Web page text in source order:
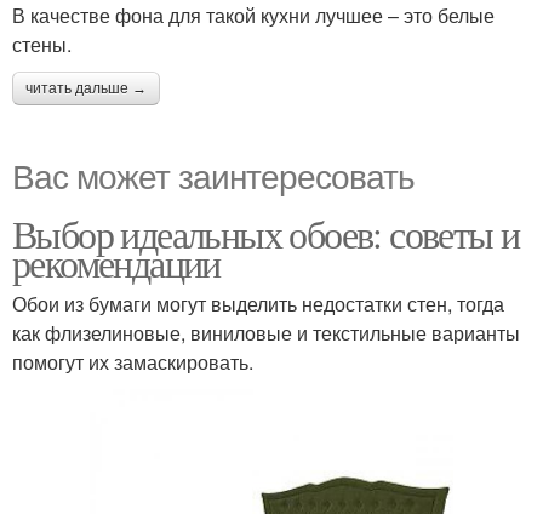
В качестве фона для такой кухни лучшее – это белые
стены.
читать дальше →
Вас может заинтересовать
Выбор идеальных обоев: советы и
рекомендации
Обои из бумаги могут выделить недостатки стен, тогда
как флизелиновые, виниловые и текстильные варианты
помогут их замаскировать.